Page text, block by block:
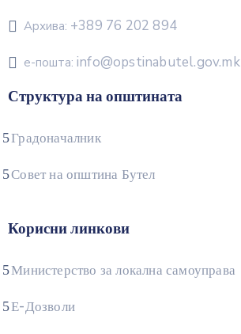
Архива: +389 76 202 894
е-пошта: info@opstinabutel.gov.mk
Структура на општината
Градоначалник
Совет на општина Бутел
Корисни линкови
Министерство за локална самоуправа
Е-Дозволи